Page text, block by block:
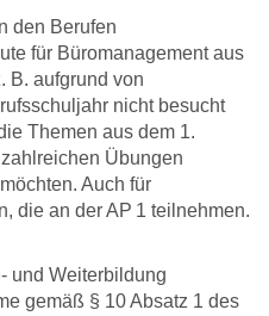
den Berufen
für Büromanagement aus
B. aufgrund von
nicht besucht
Themen aus dem 1.
Übungen
Auch für
die an der AP 1 teilnehmen.
und Weiterbildung
gemäß § 10 Absatz 1 des